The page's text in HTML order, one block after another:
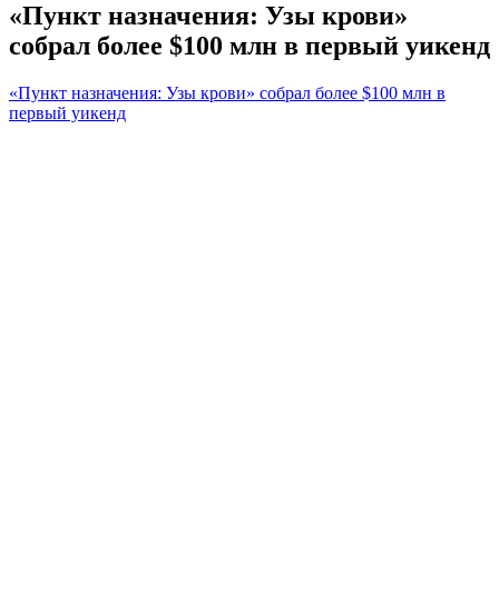
«Пункт назначения: Узы крови»
собрал более $100 млн в первый уикенд
«Пункт назначения: Узы крови» собрал более $100 млн в
первый уикенд